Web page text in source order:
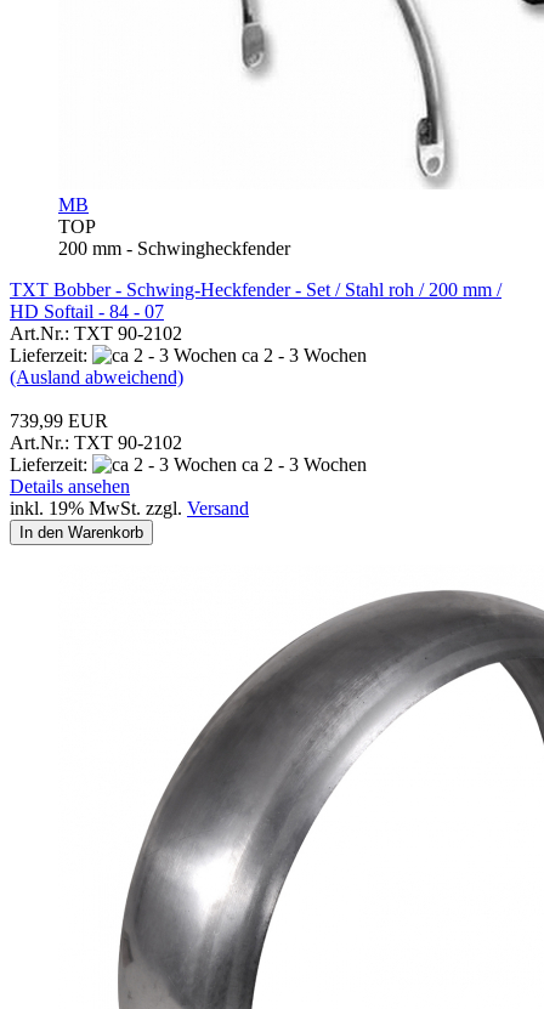
MB
TOP
200 mm - Schwingheckfender
TXT Bobber - Schwing-Heckfender - Set / Stahl roh / 200 mm /
HD Softail - 84 - 07
Art.Nr.: TXT 90-2102
Lieferzeit:
ca 2 - 3 Wochen
(Ausland abweichend)
739,99 EUR
Art.Nr.: TXT 90-2102
Lieferzeit:
ca 2 - 3 Wochen
Details ansehen
inkl. 19% MwSt. zzgl. Versand
In den Warenkorb